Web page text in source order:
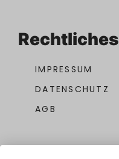
Rechtliches
IMPRESSUM
DATENSCHUTZ
AGB